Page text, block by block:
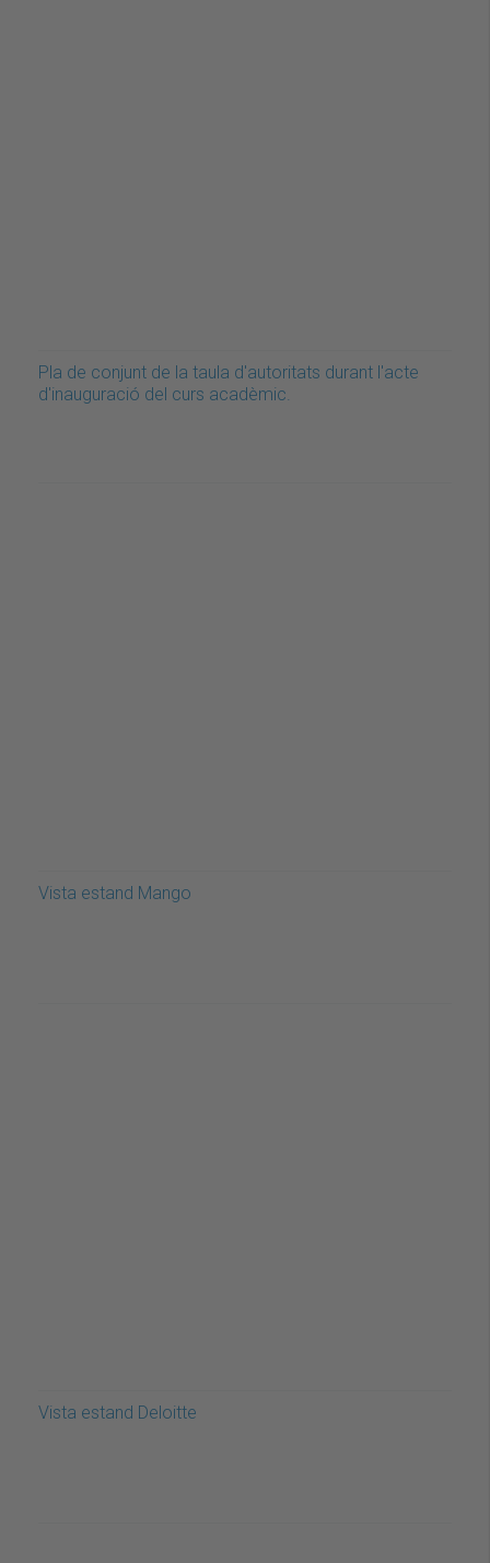
Pla de conjunt de la taula d'autoritats durant l'acte
d'inauguració del curs acadèmic.
Vista estand Mango
Vista estand Deloitte